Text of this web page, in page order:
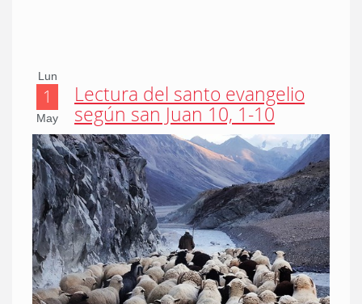
Lun
1
May
Lectura del santo evangelio
según san Juan 10, 1-10